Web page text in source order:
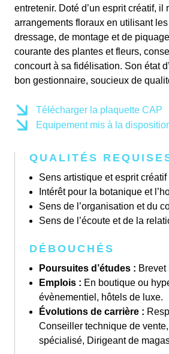
entretenir. Doté d’un esprit créatif, il
arrangements floraux en utilisant
dressage, de montage et de
courante des plantes et fleurs,
concourt à sa fidélisation. Son état
bon gestionnaire, soucieux de
Télécharger la plaquette CAP
Equipement mis à la
QUALITÉS
Sens artistique et esprit créatif
Intérêt pour la botanique et
Sens de l’organisation et du
Sens de l’écoute et de la
DÉBOUCHÉS
Poursuites d’études : Brevet
Emplois : En boutique ou
évènementiel, hôtels de luxe.
Évolutions de carrière :
Conseiller technique de
spécialisé, Dirigeant de